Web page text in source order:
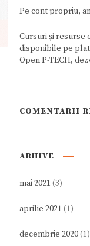
Pe cont propriu,
Cursuri și resurse
disponibile pe
Open P-TECH,
COMENTARII
ARHIVE
mai 2021 (3)
aprilie 2021 (1)
decembrie 2020(1)